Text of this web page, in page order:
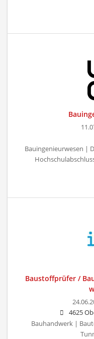
Bauingenieurwesen |
Baustoffprüfer /
4625
Bauhandwerk |